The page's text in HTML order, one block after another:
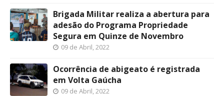
Brigada Militar realiza a abertura para
adesão do Programa Propriedade
Segura em Quinze de Novembro
09 de Abril, 2022
Ocorrência de abigeato é registrada
em Volta Gaúcha
09 de Abril, 2022